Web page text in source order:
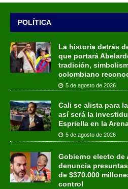
POLÍTICA
La historia detrás
que portará
tradición,
colombiano
5 de agosto de 2026
Cali se alista para
así será la
Espriella en la
5 de agosto de 2026
Gobierno electo de
denuncia
de $370.000
control